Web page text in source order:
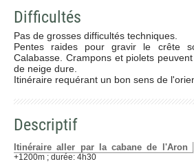
Difficultés
Pas de grosses difficultés techniques.
Pentes raides pour gravir le crête
Calabasse. Crampons et piolets
de neige dure.
Itinéraire requérant un bon sens de
Descriptif
Itinéraire aller par la cabane de l'Aron
+1200m ; durée: 4h30